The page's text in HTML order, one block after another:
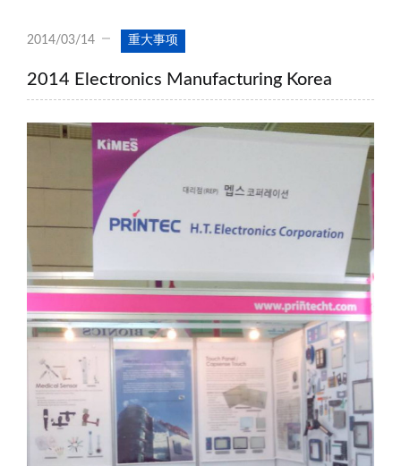
2014/03/14 重大事项
2014 Electronics Manufacturing Korea